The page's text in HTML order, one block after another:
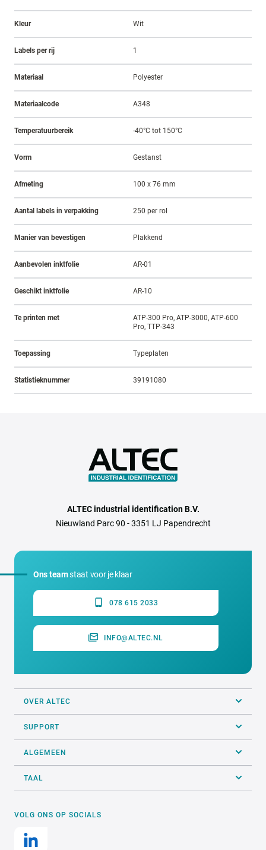
Kleur Wit
Labels per rij 1
Materiaal Polyester
Materiaalcode A348
Temperatuurbereik -40°C tot 150°C
Vorm Gestanst
Afmeting 100 x 76 mm
Aantal labels in verpakking 250 per rol
Manier van bevestigen Plakkend
Aanbevolen inktfolie AR-01
Geschikt inktfolie AR-10
Te printen met
ATP-300 Pro, ATP-3000, ATP-600
Pro, TTP-343
Toepassing Typeplaten
Statistieknummer 39191080
ALTEC industrial identification B.V.
Nieuwland Parc 90 - 3351 LJ Papendrecht
Ons teamstaat voor je klaar
078 615 2033
INFO@ALTEC.NL
OVER ALTEC
SUPPORT
ALGEMEEN
TAAL
VOLG ONS OP SOCIALS